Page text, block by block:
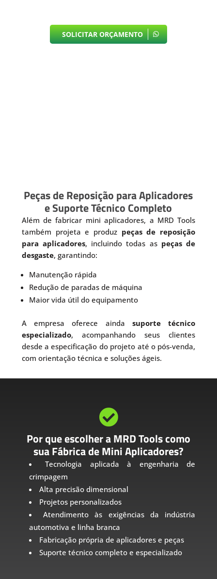
SOLICITAR ORÇAMENTO
Peças de Reposição para Aplicadores
e Suporte Técnico Completo
Além de fabricar mini aplicadores, a MRD Tools
também projeta e produz peças de reposição
para aplicadores, incluindo todas as peças de
desgaste, garantindo:
Manutenção rápida
Redução de paradas de máquina
Maior vida útil do equipamento
A empresa oferece ainda suporte técnico
especializado, acompanhando seus clientes
desde a especificação do projeto até o pós-venda,
com orientação técnica e soluções ágeis.

Por que escolher a MRD Tools como
sua Fábrica de Mini Aplicadores?
Tecnologia aplicada à engenharia de
crimpagem
Alta precisão dimensional
Projetos personalizados
Atendimento às exigências da indústria
automotiva e linha branca
Fabricação própria de aplicadores e peças
Suporte técnico completo e especializado